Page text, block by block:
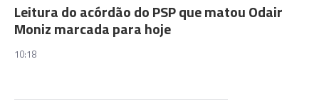
Leitura do acórdão do PSP que matou Odair
Moniz marcada para hoje
10:18